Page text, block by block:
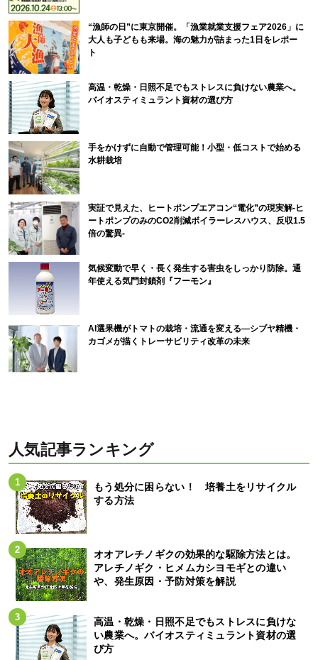
“漁師の日”に東京開催。「漁業就業支援フェア2026」に
大人も子どもも来場。海の魅力が詰まった1日をレポー
ト
高温・乾燥・日照不足でもストレスに負けない農業へ。
バイオスティミュラント資材の選び方
手をかけずに自動で管理可能！小型・低コストで始める
水耕栽培
実証で見えた、ヒートポンプエアコン“電化”の現実解-ヒ
ートポンプのみのCO2削減ボイラーレスハウス、反収1.5
倍の驚異-
気候変動で早く・長く発生する害虫をしっかり防除。通
年使える気門封鎖剤『フーモン』
AI選果機がトマトの栽培・流通を変える―シブヤ精機・
カゴメが描くトレーサビリティ改革の未来
人気記事ランキング
もう処分に困らない！ 培養土をリサイクル
する方法
オオアレチノギクの効果的な駆除方法とは。
アレチノギク・ヒメムカシヨモギとの違い
や、発生原因・予防対策を解説
高温・乾燥・日照不足でもストレスに負けな
い農業へ。バイオスティミュラント資材の選
び方